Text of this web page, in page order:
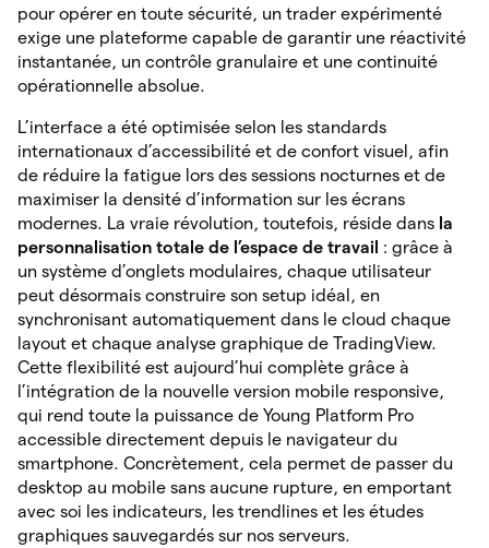
pour opérer en toute sécurité, un trader expérimenté
exige une plateforme capable de garantir une réactivité
instantanée, un contrôle granulaire et une continuité
opérationnelle absolue.
L’interface a été optimisée selon les standards
internationaux d’accessibilité et de confort visuel, afin
de réduire la fatigue lors des sessions nocturnes et de
maximiser la densité d’information sur les écrans
modernes. La vraie révolution, toutefois, réside dans la
personnalisation totale de l’espace de travail : grâce à
un système d’onglets modulaires, chaque utilisateur
peut désormais construire son setup idéal, en
synchronisant automatiquement dans le cloud chaque
layout et chaque analyse graphique de TradingView.
Cette flexibilité est aujourd’hui complète grâce à
l’intégration de la nouvelle version mobile responsive,
qui rend toute la puissance de Young Platform Pro
accessible directement depuis le navigateur du
smartphone. Concrètement, cela permet de passer du
desktop au mobile sans aucune rupture, en emportant
avec soi les indicateurs, les trendlines et les études
graphiques sauvegardés sur nos serveurs.